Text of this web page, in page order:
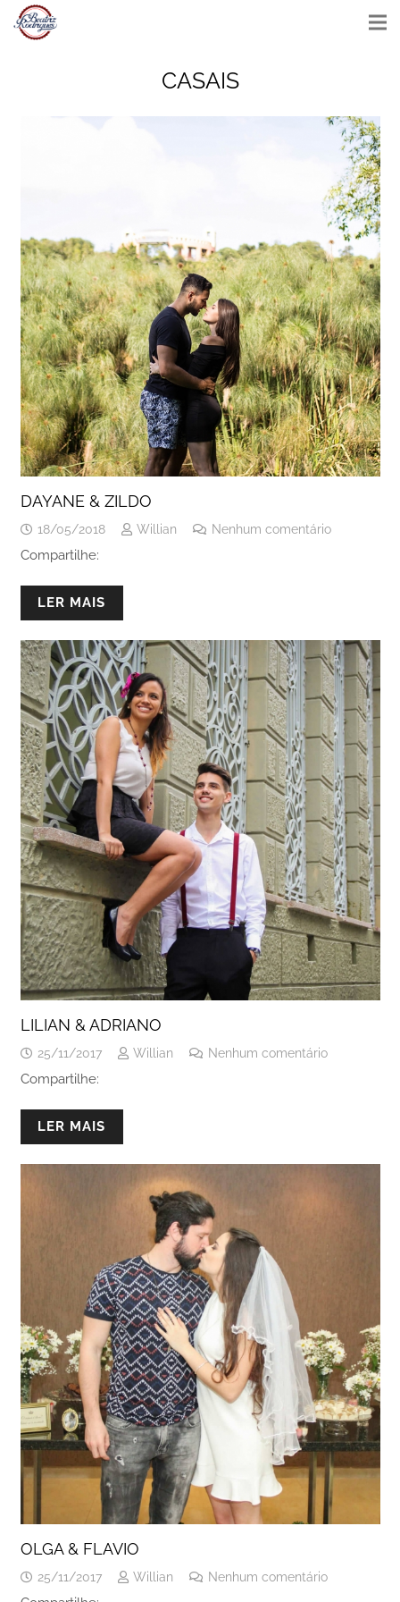
CASAIS
DAYANE & ZILDO
18/05/2018 Willian Nenhum comentário
Compartilhe:
LER MAIS
LILIAN & ADRIANO
25/11/2017 Willian Nenhum comentário
Compartilhe:
LER MAIS
OLGA & FLAVIO
25/11/2017 Willian Nenhum comentário